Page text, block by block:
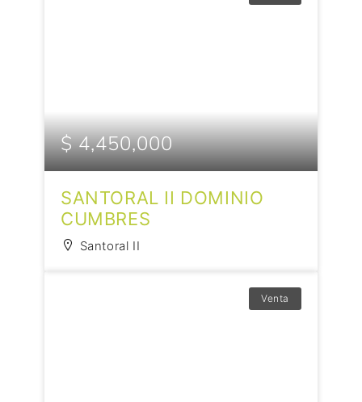
$ 4,450,000
SANTORAL II DOMINIO
CUMBRES
Santoral II
Venta